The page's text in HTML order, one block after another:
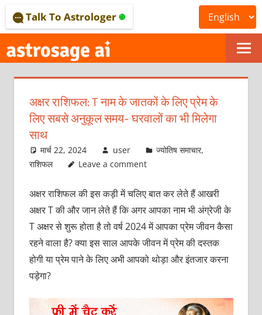
to
content
ONLINE
ASTROLOGICAL
JOURNAL
ASTROSAGE
MAGAZINE
Talk To Astrologer
अक्षर राशिफल: T नाम के जातकों के लिए प्रेम के
लिए सबसे अनुकूल समय- घरवालों का भी मिलेगा
साथ
मार्च 22, 2024 user ज्योतिष समाचार,
राशिफल
Leave a comment
अक्षर राशिफल की इस कड़ी में चलिए बात कर लेते हैं आखरी
अक्षर T की और जान लेते हैं कि अगर आपका नाम भी अंग्रेजी के
T अक्षर से शुरू होता है तो वर्ष 2024 में आपका प्रेम जीवन कैसा
रहने वाला है? क्या इस साल आपके जीवन में प्रेम की दस्तक
होगी या प्रेम पाने के लिए अभी आपको थोड़ा और इंतजार करना
पड़ेगा?